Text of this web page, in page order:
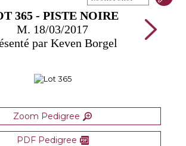
365 - PISTE NOIRE
M. 18/03/2017
par Keven Borgel
Zoom Pedigree
PDF Pedigree